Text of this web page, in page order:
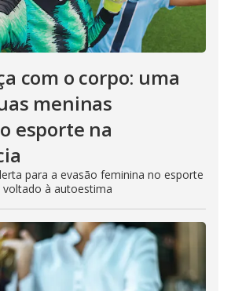
com o corpo: uma
meninas
esporte na
para a evasão feminina no esporte
à autoestima